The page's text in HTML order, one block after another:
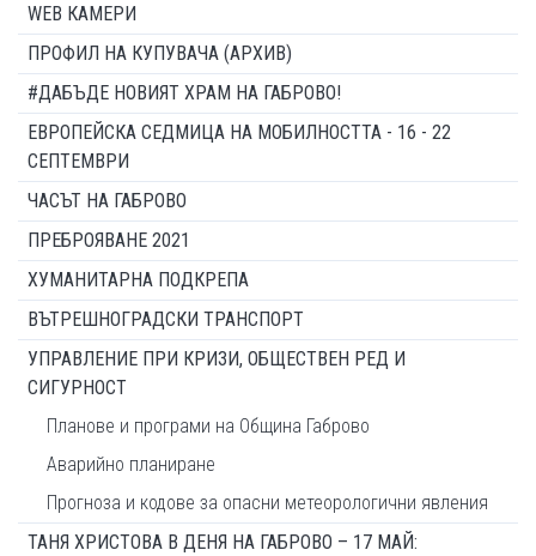
WEB КАМЕРИ
ПРОФИЛ НА КУПУВАЧА (АРХИВ)
#ДАБЪДЕ НОВИЯТ ХРАМ НА ГАБРОВО!
ЕВРОПЕЙСКА СЕДМИЦА НА МОБИЛНОСТТА - 16 - 22
СЕПТЕМВРИ
ЧАСЪТ НА ГАБРОВО
ПРЕБРОЯВАНЕ 2021
ХУМАНИТАРНА ПОДКРЕПА
ВЪТРЕШНОГРАДСКИ ТРАНСПОРТ
УПРАВЛЕНИЕ ПРИ КРИЗИ, ОБЩЕСТВЕН РЕД И
СИГУРНОСТ
Планове и програми на Община Габрово
Аварийно планиране
Прогноза и кодове за опасни метеорологични явления
ТАНЯ ХРИСТОВА В ДЕНЯ НА ГАБРОВО – 17 МАЙ: